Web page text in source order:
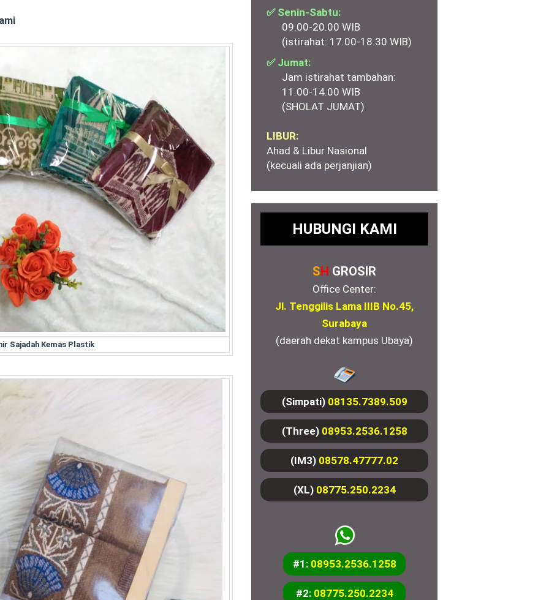
Sajadah Kemas Plastik
✅ Senin-Sabtu:
09.00-20.00 WIB
(istirahat: 17.00-18.30 WIB)
✅ Jumat:
Jam istirahat tambahan:
11.00-14.00 WIB
(SHOLAT JUMAT)
LIBUR:
Ahad & Libur Nasional
(kecuali ada perjanjian)
HUBUNGI KAMI
SH GROSIR
Office Center:
Jl. Tenggilis Lama IIIB No.45,
Surabaya
(daerah dekat kampus Ubaya)
(Simpati) 08135.7389.509
(Three) 08953.2536.1258
(IM3) 08578.47777.02
(XL) 08775.250.2234
#1: 08953.2536.1258
#2: 08775.250.2234